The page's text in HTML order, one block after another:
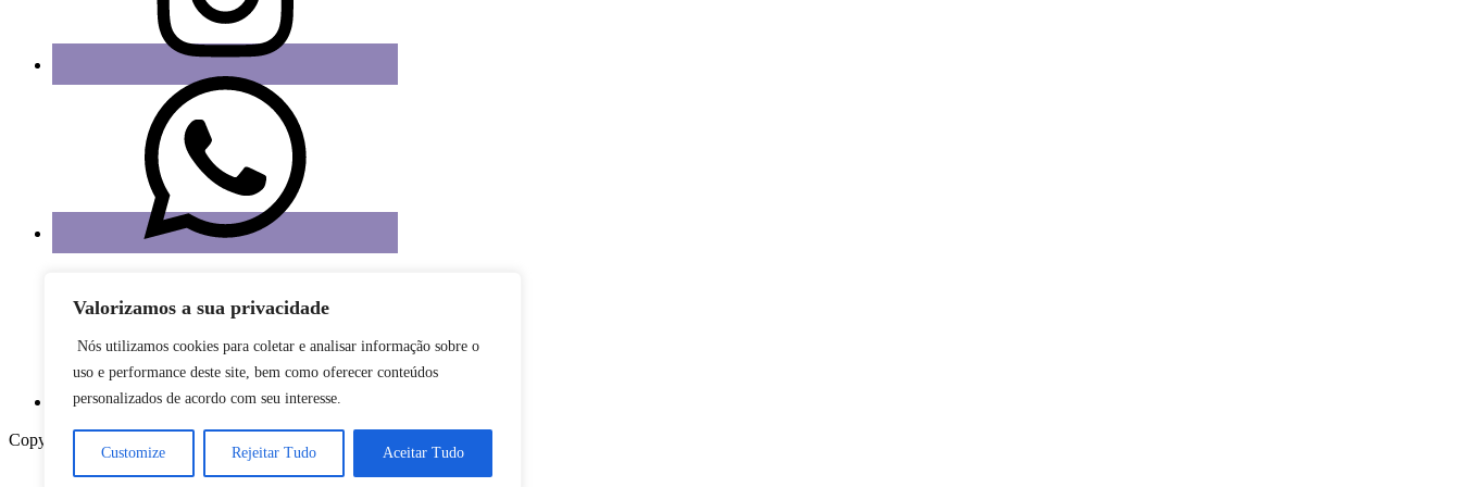
Valorizamos a sua privacidade
Nós utilizamos cookies para coletar e analisar informação sobre o
uso e performance deste site, bem como oferecer conteúdos
personalizados de acordo com seu interesse.
Customize Rejeitar Tudo Aceitar Tudo
Copyright © 2023 Sintrajusc.